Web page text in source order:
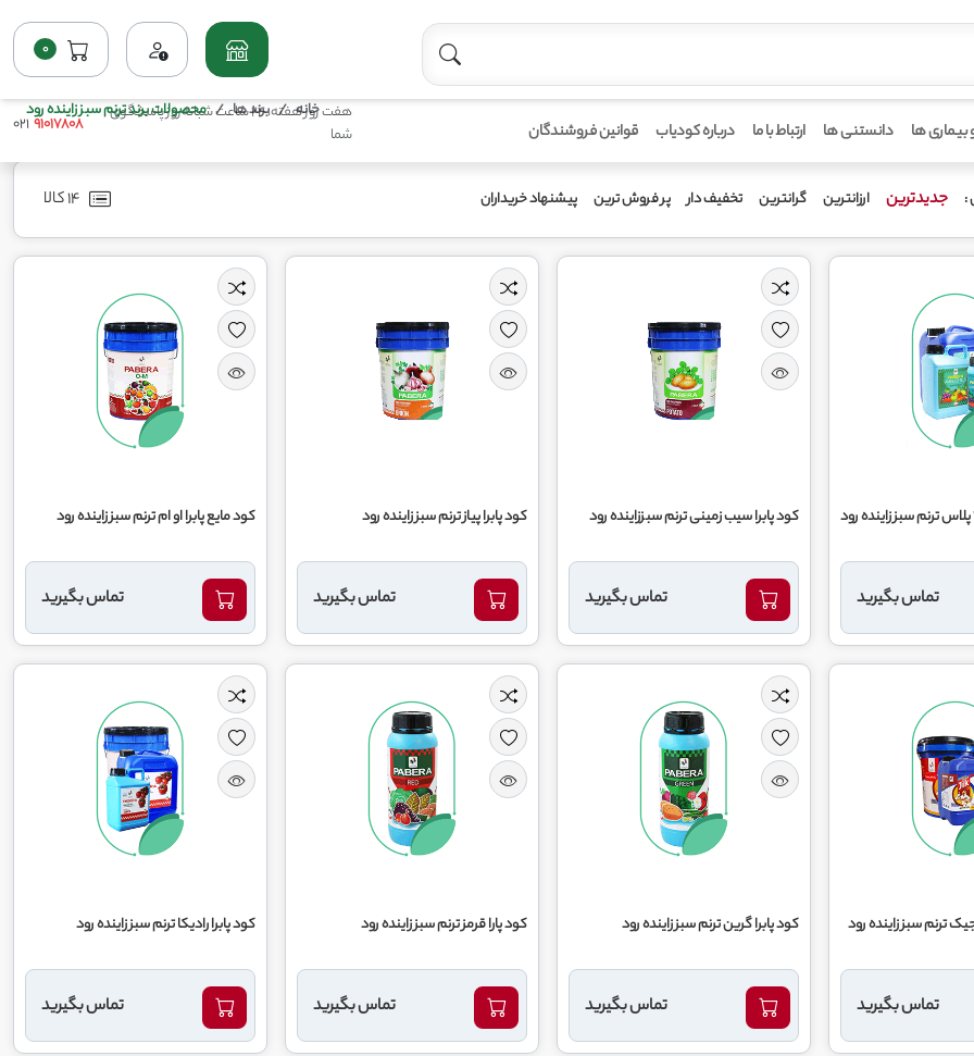
0
بیماری ها دانستنی ها ارتباط با ما درباره کودیاب قوانین فروشندگان
هفت روز هفته، 24 ساعت شبانه‌روز پاسخگوی
شما
91017808
021
خانه برند ها محصولات برند ترنم سبز زاینده رود
: جدیدترین ارزانترین گرانترین تخفیف دار پر فروش ترین پیشنهاد خریداران 14 کالا
تماس بگیرید
کود پابرا سیب زمینی ترنم سبززاینده رود
تماس بگیرید
کود پابرا پیاز ترنم سبز زاینده رود
تماس بگیرید
کود مایع پابرا او ام ترنم سبز زاینده رود
تماس بگیرید
ترنم سبز زاینده رود
تماس بگیرید
کود پابرا گرین ترنم سبز زاینده رود
تماس بگیرید
کود پارا قرمز ترنم سبز زاینده رود
تماس بگیرید
کود پابرا رادیکا ترنم سبز زاینده رود
تماس بگیرید